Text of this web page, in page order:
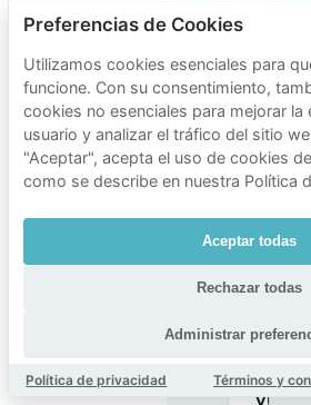
¿Es
en
los
o días
en la
Preferencias de Cookies
Utilizamos cookies esenciales para
funcione. Con su consentimiento,
cookies no esenciales para mejorar la
usuario y analizar el tráfico del sitio
"Aceptar", acepta el uso de cookies
como se describe en nuestra Política
Aceptar todas
Rechazar todas
Administrar
Política de privacidad Términos y